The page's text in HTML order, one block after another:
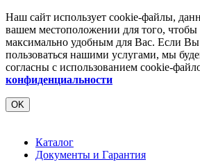
Наш сайт использует cookie-файлы,
вашем местоположении для того, чтобы
максимально удобным для Вас. Если
пользоваться нашими услугами, мы
согласны с использованием cookie-
конфиденциальности
OK
Каталог
Документы и Гарантия